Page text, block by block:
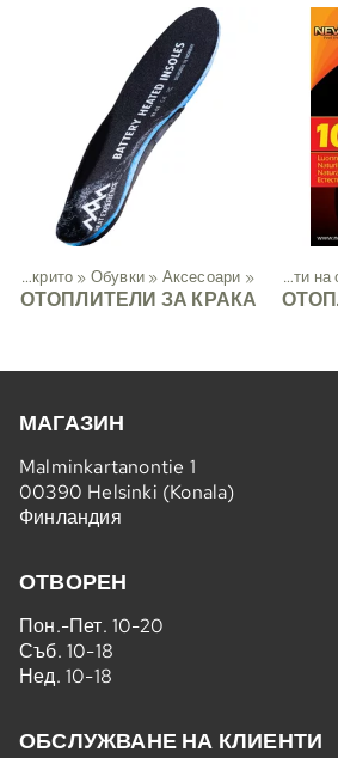
Дейности на открито ‪» Обувки ‪» Аксесоари ‪»
ОТОПЛИТЕЛИ ЗА КРАКА
Спорт‪»
МАГАЗИН
Malminkartanontie 1
00390 Helsinki (Konala)
Финландия
ОТВОРЕН
Пон.-Пет. 10-20
Съб. 10-18
Нед. 10-18
ОБСЛУЖВАНЕ НА КЛИЕНТИ